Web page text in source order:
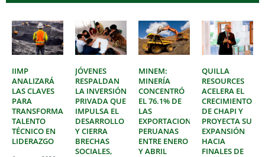
IIMP
ANALIZARÁ
LAS CLAVES
PARA
TRANSFORMAR
TALENTO
TÉCNICO EN
LIDERAZGO
JÓVENES
RESPALDAN
LA INVERSIÓN
PRIVADA QUE
IMPULSA EL
DESARROLLO
Y CIERRA
BRECHAS
SOCIALES,
MINEM:
MINERÍA
CONCENTRÓ
EL 76.1% DE
LAS
EXPORTACIONES
PERUANAS
ENTRE ENERO
Y ABRIL
QUILLA
RESOURCES
ACELERA EL
CRECIMIENTO
DE CHAPI Y
PROYECTA SU
EXPANSIÓN
HACIA
FINALES DE